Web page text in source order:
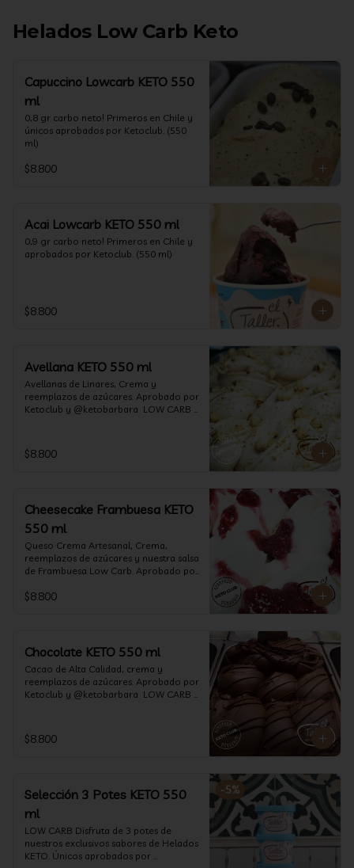
Helados Low Carb Keto
Capuccino Lowcarb KETO 550
ml
0,8 gr carbo neto! Primeros en Chile y
únicos aprobados por Ketoclub. (550
ml)
$8.800
Acai Lowcarb KETO 550 ml
0,9 gr carbo neto! Primeros en Chile y
aprobados por Ketoclub. (550 ml)
$8.800
Avellana KETO 550 ml
Avellanas de Linares, Crema y
reemplazos de azúcares. Aprobado por
Ketoclub y @ketobarbara  LOW CARB
$8.800
Cheesecake Frambuesa KETO
550 ml
Queso Crema Artesanal, Crema,
reemplazos de azúcares y nuestra salsa
de Frambuesa Low Carb. Aprobado por
KETO. (550 ml)
$8.800
Chocolate KETO 550 ml
Cacao de Alta Calidad, crema y
reemplazos de azúcares. Aprobado por
Ketoclub y @ketobarbara  LOW CARB
$8.800
-5%
Selección 3 Potes KETO 550
ml
LOW CARB Disfruta de 3 potes de
nuestros exclusivos sabores de Helados
KETO. Únicos aprobados por